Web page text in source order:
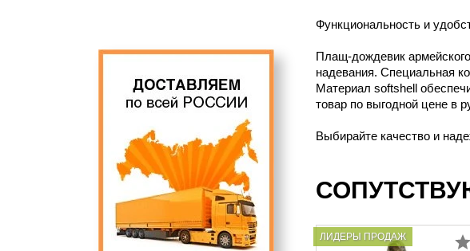
Функциональность и
Плащ-дождевик
надевания. Специальная
Материал softshell
товар по выгодной цене в
Выбирайте качество и
ЛИДЕРЫ ПРОДАЖ